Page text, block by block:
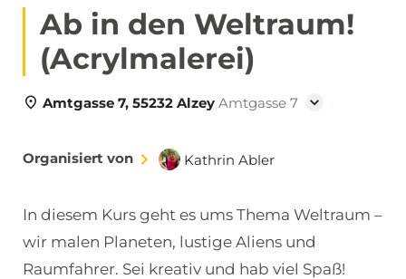
Ab in den Weltraum!
(Acrylmalerei)
Amtgasse 7, 55232 Alzey Amtgasse 7
Organisiert von Kathrin Abler
In diesem Kurs geht es ums Thema Weltraum –
wir malen Planeten, lustige Aliens und
Raumfahrer. Sei kreativ und hab viel Spaß!